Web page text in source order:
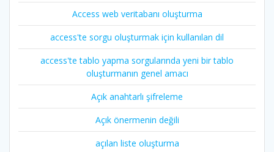
Access web veritabanı oluşturma
access'te sorgu oluşturmak için kullanılan dil
access'te tablo yapma sorgularında yeni bir tablo
oluşturmanın genel amacı
Açık anahtarlı şifreleme
Açık önermenin değili
açılan liste oluşturma